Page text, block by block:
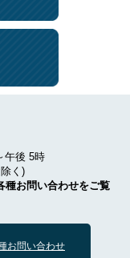
午後 5時
く)
種お問い合わせをご覧
お問い合わせ